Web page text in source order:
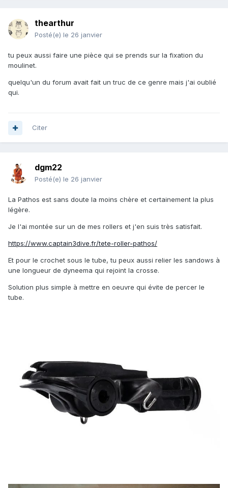
thearthur
Posté(e) le 26 janvier
tu peux aussi faire une pièce qui se prends sur la fixation du
moulinet.
quelqu'un du forum avait fait un truc de ce genre mais j'ai oublié
qui.
Citer
dgm22
Posté(e) le 26 janvier
La Pathos est sans doute la moins chère et certainement la plus
légère.
Je l'ai montée sur un de mes rollers et j'en suis très satisfait.
https://www.captain3dive.fr/tete-roller-pathos/
Et pour le crochet sous le tube, tu peux aussi relier les sandows à
une longueur de dyneema qui rejoint la crosse.
Solution plus simple à mettre en oeuvre qui évite de percer le
tube.